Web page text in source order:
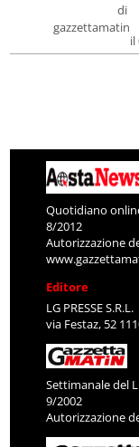
di
gazzettamatin
il
Quotidiano
8/2012
Autorizzazione
Editore
LG PRESSE S.R.L.
via Festaz, 52
Settimanale del
9/2002
Autorizzazione